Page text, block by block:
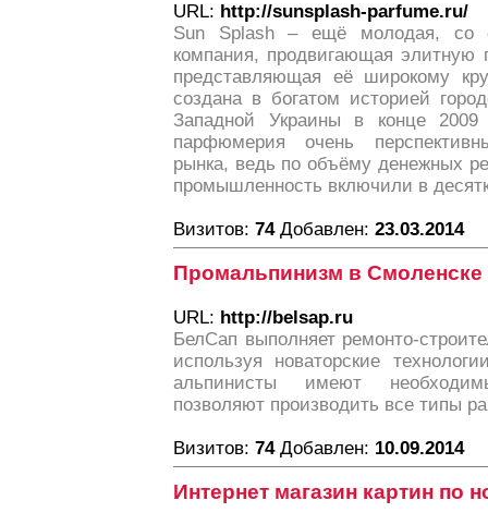
URL: http://sunsplash-parfume.ru/
Sun Splash – ещё молодая, со
компания, продвигающая
представляющая её широкому
создана в богатом историей
Западной Украины в конце 2009
парфюмерия очень
рынка, ведь по объёму денежных
промышленность включили в
Визитов: 74Добавлен: 23.03.2014
Промальпинизм в Смоленске
URL: http://belsap.ru
БелСап выполняет ремонто-
используя новаторские
альпинисты имеют
позволяют производить все типы
Визитов: 74Добавлен: 10.09.2014
Интернет магазин картин по